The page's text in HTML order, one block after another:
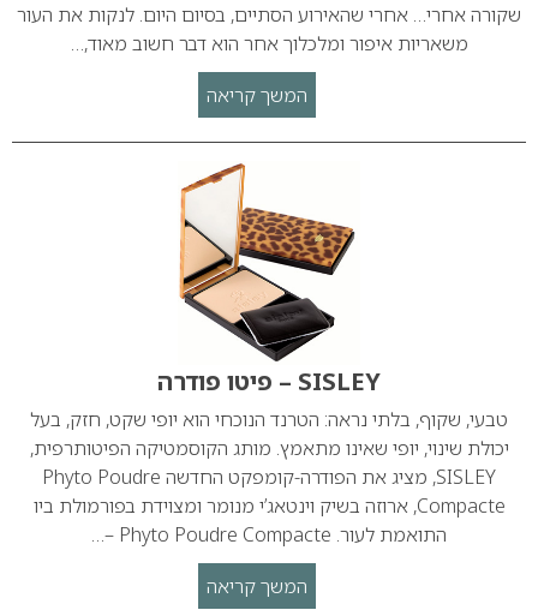
שקורה אחרי… אחרי שהאירוע הסתיים, בסיום היום. לנקות את העור
משאריות איפור ומלכלוך אחר הוא דבר חשוב מאוד,…
המשך קריאה
SISLEY – פיטו פודרה
טבעי, שקוף, בלתי נראה: הטרנד הנוכחי הוא יופי שקט, חזק, בעל
יכולת שינוי, יופי שאינו מתאמץ. מותג הקוסמטיקה הפיטותרפית,
SISLEY, מציג את הפודרה-קומפקט החדשה Phyto Poudre
Compacte, ארוזה בשיק וינטאג’י מנומר ומצוידת בפורמולת ביו
התואמת לעור. Phyto Poudre Compacte –…
המשך קריאה